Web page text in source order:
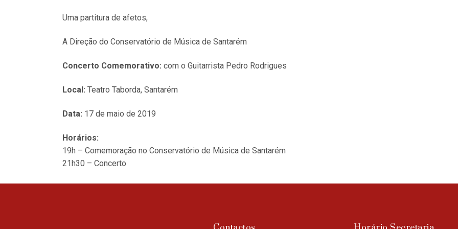
Uma partitura de afetos,
A Direção do Conservatório de Música de Santarém
Concerto Comemorativo: com o Guitarrista Pedro Rodrigues
Local: Teatro Taborda, Santarém
Data: 17 de maio de 2019
Horários:
19h – Comemoração no Conservatório de Música de Santarém
21h30 – Concerto